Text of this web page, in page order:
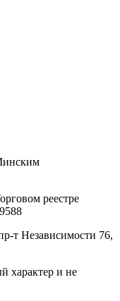
реестре
т Независимости 76,
характер и не